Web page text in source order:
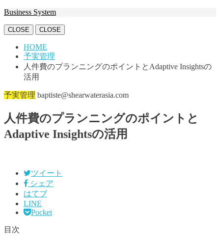
Business System
CLOSE CLOSE
HOME
予実管理
人件費のプランニングのポイントとAdaptive Insightsの
活用
予実管理 baptiste@shearwaterasia.com
人件費のプランニングのポイントと
Adaptive Insightsの活用
ツイート
シェア
はてブ
LINE
Pocket
目次